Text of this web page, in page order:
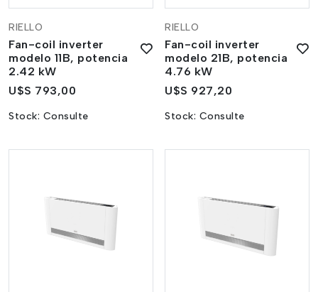
RIELLO
Fan-coil inverter
modelo 11B, potencia
2.42 kW
U$S 793,00
Stock: Consulte
RIELLO
Fan-coil inverter
modelo 21B, potencia
4.76 kW
U$S 927,20
Stock: Consulte